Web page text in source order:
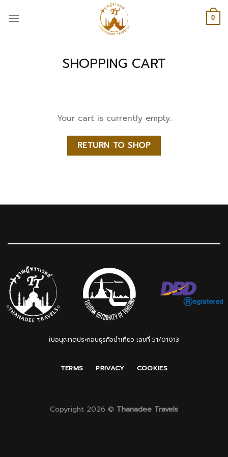
0
SHOPPING CART
Your cart is currently empty.
RETURN TO SHOP
ใบอนุญาตประกอบธุรกิจนำเที่ยว เลขที่ 51/01013
TERMS PRIVACY COOKIES
Copyright 2026 © Thanadee Travels